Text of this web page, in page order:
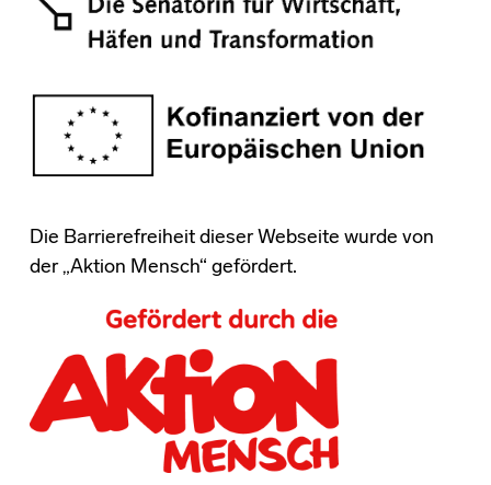
Die Barrierefreiheit dieser Webseite wurde von
der „Aktion Mensch“ gefördert.